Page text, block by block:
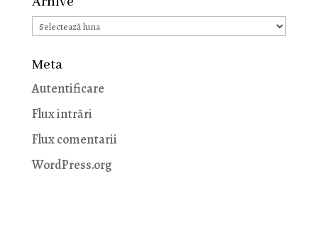
Arhive
Meta
Autentificare
Flux intrări
Flux comentarii
WordPress.org